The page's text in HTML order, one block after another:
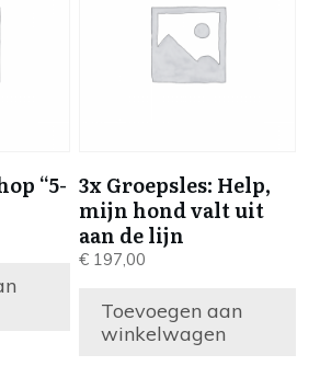
“5- 3x Groepsles: Help,
mijn hond valt uit
aan de lijn
€ 197,00
Toevoegen aan
winkelwagen